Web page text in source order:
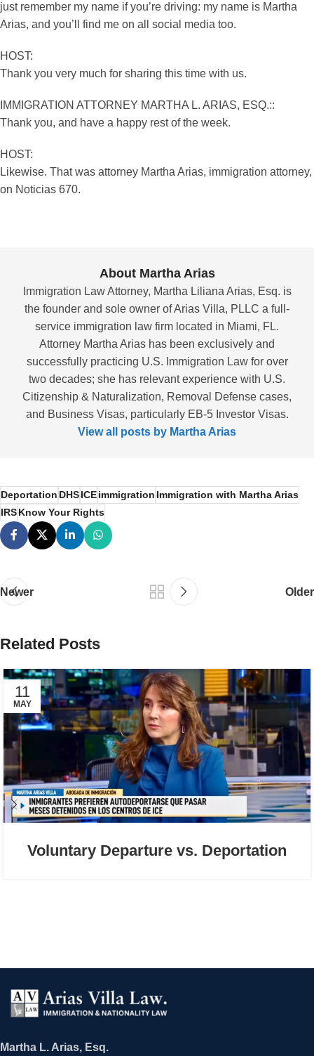
just remember my name if you’re driving: my name is Martha
Arias, and you’ll find me on all social media too.
HOST:
Thank you very much for sharing this time with us.
IMMIGRATION ATTORNEY MARTHA L. ARIAS, ESQ.::
Thank you, and have a happy rest of the week.
HOST:
Likewise. That was attorney Martha Arias, immigration attorney,
on Noticias 670.
About Martha Arias
Immigration Law Attorney, Martha Liliana Arias, Esq. is
the founder and sole owner of Arias Villa, PLLC a full-
service immigration law firm located in Miami, FL.
Attorney Martha Arias has been exclusively and
successfully practicing U.S. Immigration Law for over
two decades; she has relevant experience with U.S.
Citizenship & Naturalization, Removal Defense cases,
and Business Visas, particularly EB-5 Investor Visas.
View all posts by Martha Arias
DeportationDHSICEimmigrationImmigration with Martha Arias
IRSKnow Your Rights
Newer Older
Related Posts
11
MAY
Voluntary Departure vs. Deportation
Martha L. Arias, Esq.